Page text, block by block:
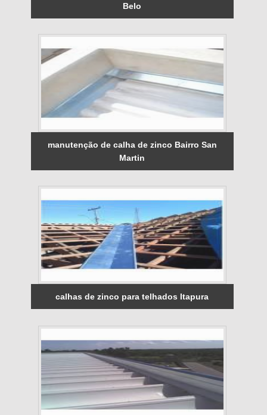
Belo
manutenção de calha de zinco Bairro San
Martin
calhas de zinco para telhados Itapura